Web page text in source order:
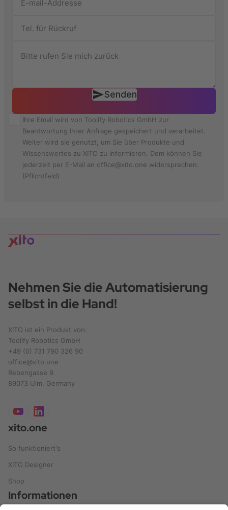
Senden
Ihre Email wird von Toolify Robotics GmbH zur
Beantwortung Ihrer Anfrage gespeichert und verarbeitet.
Weiter wird sie genutzt, um Sie über Produkte und
Wissenswertes zu XITO zu informieren. Dem können Sie
jederzeit per E-Mail an office@xito.one widersprechen.
(Pflichtfeld)
Nehmen Sie die Automatisierung
selbst in die Hand!
XITO ist ein Produkt von:
Toolify Robotics GmbH
+49 (0) 731 790 326 90
office@xito.one
Rebengasse 9
89073 Ulm, Germany
xito.one
So funktioniert's
XITO Designer
Shop
Informationen